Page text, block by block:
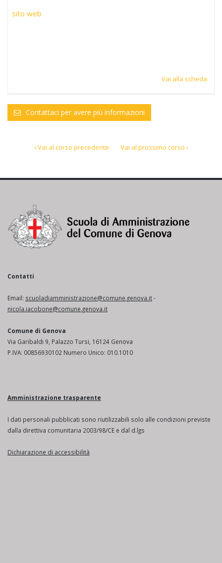
sito web
Vai alla scheda
Contattaci per avere più informazioni
‹ Vai al corso precedente Vai al prossimo corso ›
Contatti
Email: scuoladiamministrazione@comune.genova.it-
nicola.iacobone@comune.genova.it
Comune di Genova
Via Garibaldi 9, Palazzo Tursi, 16124 Genova
P.IVA: 00856930102 Numero Unico: 010.1010
Amministrazione trasparente
I dati personali pubblicati sono riutilizzabili solo alle condizioni previste
dalla direttiva comunitaria 2003/98/CE e dal d.lgs
Dichiarazione di accessibilità